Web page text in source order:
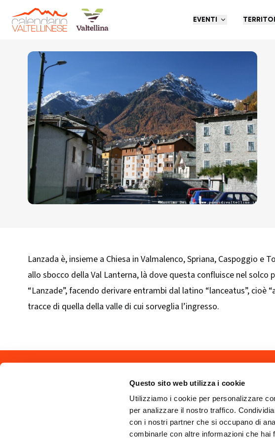
Questo sito web utilizza i cookie
Utilizziamo i cookie per personalizzare
per analizzare il nostro traffico.
con i nostri partner che si occupano di
combinarle con altre informazioni che
EVENTI
Torna indietro
Lanzada è, insieme a Chiesa in Valmalenco, Spriana, Caspoggio
allo sbocco della Val Lanterna, là dove questa confluisce nel solco
“Lanzade”, facendo derivare entrambi dal latino “lanceatus”,
tracce di quella della valle di cui sorveglia l’ingresso.
Seguici sui social